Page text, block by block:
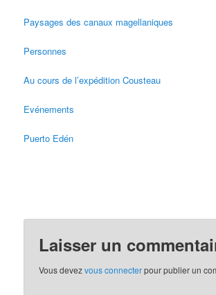
Paysages des canaux magellaniques
Personnes
Au cours de l’expédition Cousteau
Evénements
Puerto Edén
Laisser un
Vous devezvous connecterpour publier un